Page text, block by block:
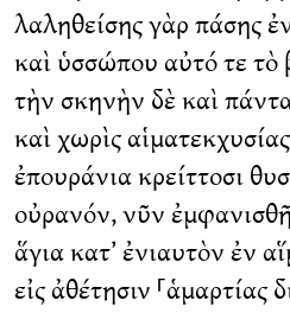
λαληθείσης γὰρ πάσης
καὶ ὑσσώπου αὐτό τε τὸ
τὴν σκηνὴν δὲ καὶ
καὶ χωρὶς
ἐπουράνια κρείττοσι
οὐρανόν, νῦν
ἅγια κατ’ ἐνιαυτὸν ἐν
εἰς ἀθέτησιν